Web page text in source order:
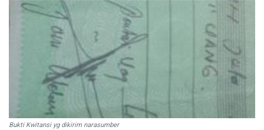
Bukti Kwitansi yg dikirim narasumber